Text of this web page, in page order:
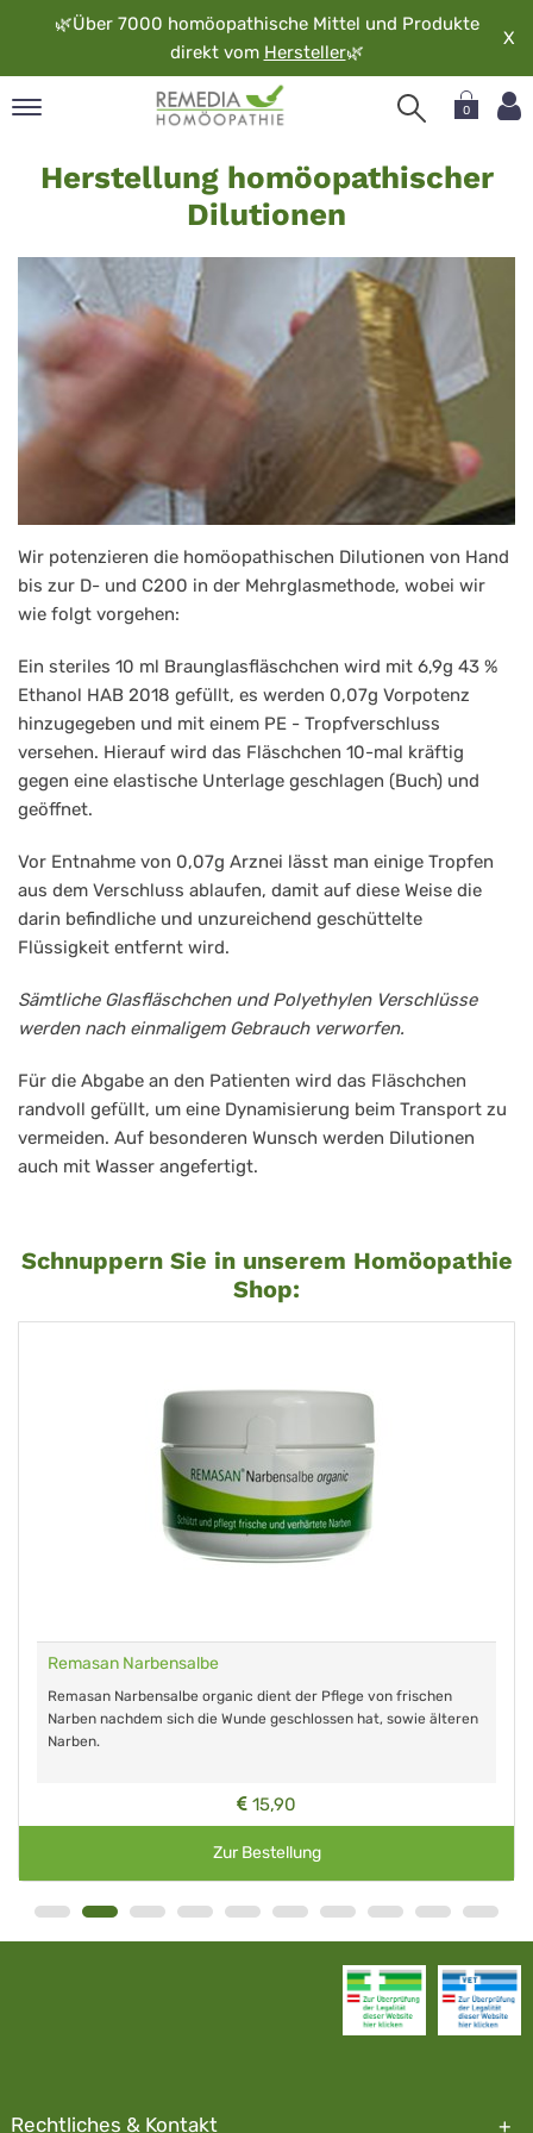
🌿Über 7000 homöopathische Mittel und Produkte
direkt vom Hersteller🌿
X
0
Herstellung homöopathischer
Dilutionen
Wir potenzieren die homöopathischen Dilutionen von Hand
bis zur D- und C200 in der Mehrglasmethode, wobei wir
wie folgt vorgehen:
Ein steriles 10 ml Braunglasfläschchen wird mit 6,9g 43 %
Ethanol HAB 2018 gefüllt, es werden 0,07g Vorpotenz
hinzugegeben und mit einem PE - Tropfverschluss
versehen. Hierauf wird das Fläschchen 10-mal kräftig
gegen eine elastische Unterlage geschlagen (Buch) und
geöffnet.
Vor Entnahme von 0,07g Arznei lässt man einige Tropfen
aus dem Verschluss ablaufen, damit auf diese Weise die
darin befindliche und unzureichend geschüttelte
Flüssigkeit entfernt wird.
Sämtliche Glasfläschchen und Polyethylen Verschlüsse
werden nach einmaligem Gebrauch verworfen.
Für die Abgabe an den Patienten wird das Fläschchen
randvoll gefüllt, um eine Dynamisierung beim Transport zu
vermeiden. Auf besonderen Wunsch werden Dilutionen
auch mit Wasser angefertigt.
Schnuppern Sie in unserem Homöopathie
Shop:
Remasan Narbensalbe
Remasan Narbensalbe organic dient der Pflege von frischen
Narben nachdem sich die Wunde geschlossen hat, sowie älteren
Narben.
15,90
Zur Bestellung
Rechtliches & Kontakt